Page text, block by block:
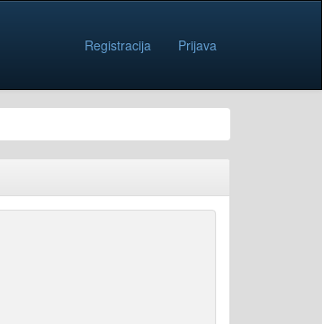
Registracija Prijava